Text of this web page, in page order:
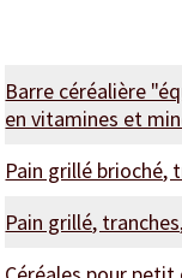
Barre céréalière
en vitamines et
Pain grillé brioché,
Pain grillé,